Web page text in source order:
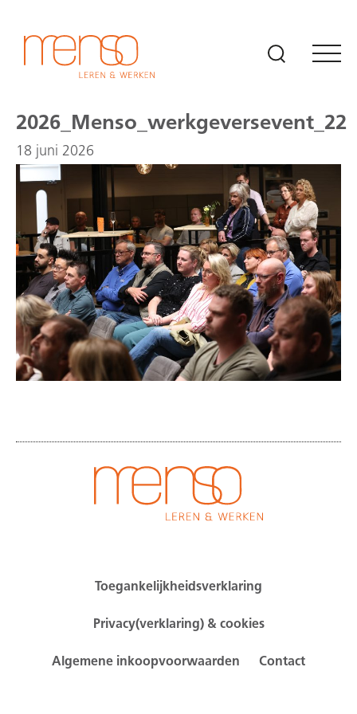
2026_Menso_werkgeversevent_22
18 juni 2026
Toegankelijkheidsverklaring
Privacy(verklaring) & cookies
Algemene inkoopvoorwaarden Contact